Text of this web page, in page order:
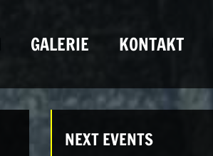
GALERIE KONTAKT
NEXT EVENTS